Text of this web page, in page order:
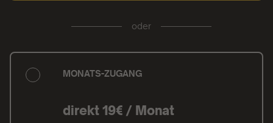
oder
MONATS-ZUGANG
direkt 19€ / Monat